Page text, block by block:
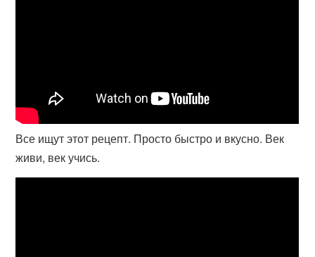
Все ищут этот рецепт. Просто быстро и вкусно. Век
живи, век учись.